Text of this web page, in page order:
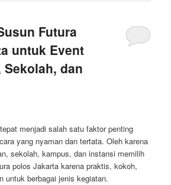
Futura
untuk Event
Sekolah, dan
menjadi salah satu faktor penting
yang nyaman dan tertata. Oleh karena
sekolah, kampus, dan instansi memilih
polos Jakarta karena praktis, kokoh,
untuk berbagai jenis kegiatan.